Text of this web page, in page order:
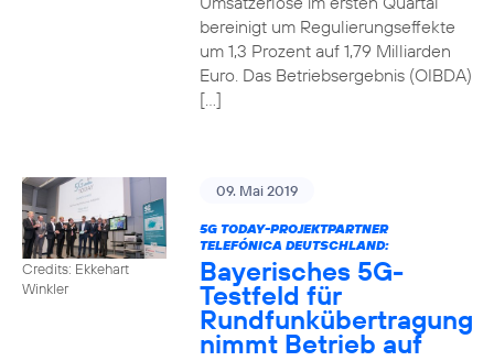
bereinigt um Regulierungseffekte
um 1,3 Prozent auf 1,79 Milliarden
Euro. Das Betriebsergebnis (OIBDA)
[…]
Credits: Ekkehart
Winkler
09. Mai 2019
5G TODAY-PROJEKTPARTNER
TELEFÓNICA DEUTSCHLAND:
Bayerisches 5G-
Testfeld für
Rundfunkübertragung
nimmt Betrieb auf